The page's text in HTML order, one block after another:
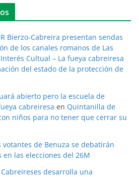
Bierzo-Cabreira presentan sendas
de los canales romanos de Las
Cultual – La fueya cabreiresa
del estado de la protección de
abierto pero la escuela de
cabreiresa en Quintanilla de
niños para no tener que cerrar su
votantes de Benuza se debatirán
las elecciones del 26M
desarrolla una